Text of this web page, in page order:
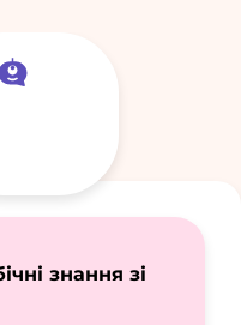
знання зі